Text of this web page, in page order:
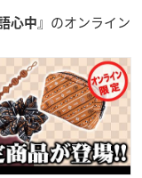
心中』のオンライン